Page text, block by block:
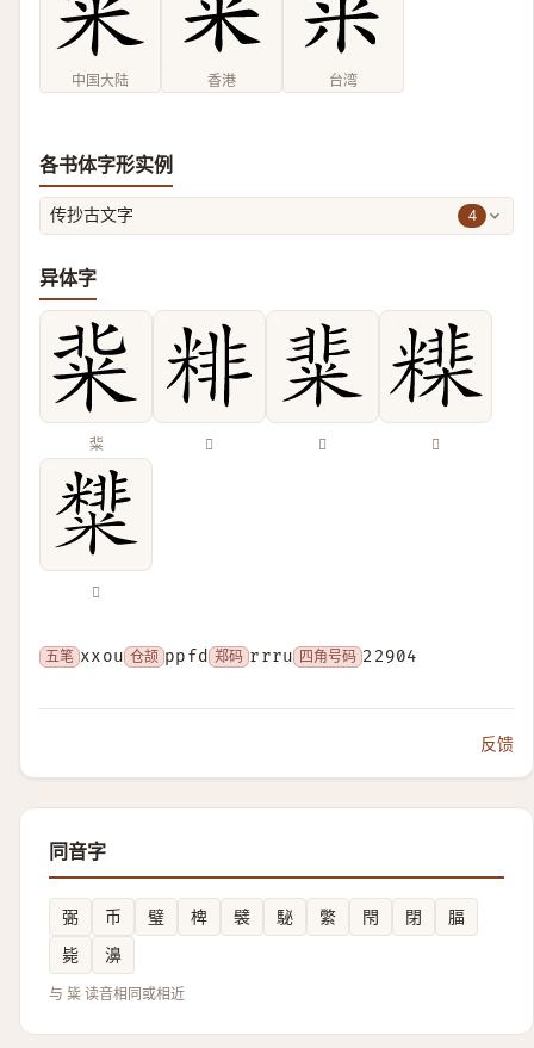
中国大陆 香港 台湾
各书体字形实例
传抄古文字 4
异体字
䉾 𥺘 𥺟 𥼠
𥽑
五笔 xxou 仓颉 ppfd 郑码 rrru 四角号码 22904
反馈
同音字
弻 币 璧 椑 襞 駜 䌘 閇 閉
腷
毙
濞
与 粊 读音相同或相近